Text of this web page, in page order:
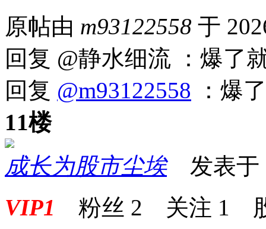
原帖由 m93122558 于
回复 @静水细流 ：爆了
回复 @m93122558 ：爆
11楼
成长为股市尘埃发表于
VIP1 粉丝 2 关注 1